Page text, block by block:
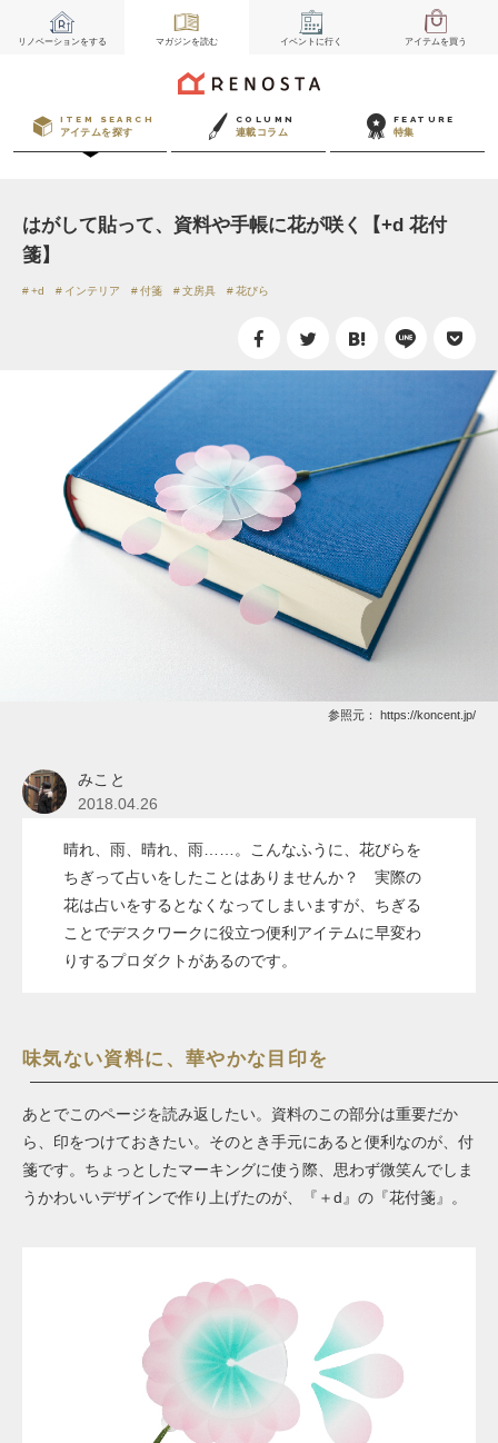
リノベーションをする マガジンを読む イベント に行く アイテムを買う
ITEM SEARCH
アイテムを探す
COLUMN
連載コラム
FEATURE
特集
はがして貼って、資料や手帳に花が咲く【+d 花付
箋】
+d インテリア 付箋 文房具 花びら
参照元： https://koncent.jp/
みこと
2018.04.26
晴れ、雨、晴れ、雨……。こんなふうに、花びらを
ちぎって占いをしたことはありませんか？ 実際の
花は占いをするとなくなってしまいますが、ちぎる
ことでデスクワークに役立つ便利アイテムに早変わ
りするプロダクトがあるのです。
味気ない資料に、華やかな目印を
あとでこのページを読み返したい。資料のこの部分は重要だか
ら、印をつけておきたい。そのとき手元にあると便利なのが、付
箋です。ちょっとしたマーキングに使う際、思わず微笑んでしま
うかわいいデザインで作り上げたのが、『＋d』の『花付箋』。